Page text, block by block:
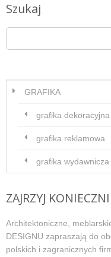
Szukaj
GRAFIKA
grafika
grafika reklamowa
grafika wydawnicza
ZAJRZYJ
Architektoniczne,
DESIGNU zapraszają do
polskich i zagranicznych